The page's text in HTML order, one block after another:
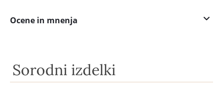
Ocene in mnenja
Sorodni izdelki